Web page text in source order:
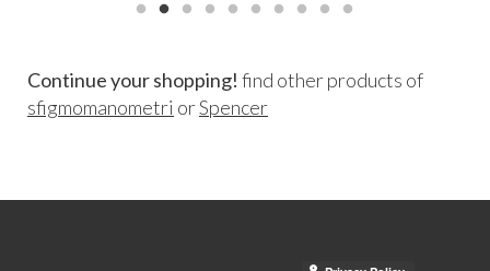
Continue your shopping! find other products of
sfigmomanometri orSpencer